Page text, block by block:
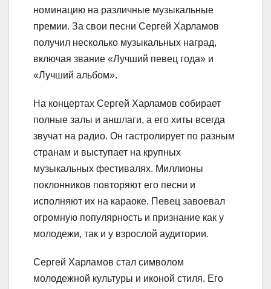
номинацию на различные музыкальные
премии. За свои песни Сергей Харламов
получил несколько музыкальных наград,
включая звание «Лучший певец года» и
«Лучший альбом».
На концертах Сергей Харламов собирает
полные залы и аншлаги, а его хиты всегда
звучат на радио. Он гастролирует по разным
странам и выступает на крупных
музыкальных фестивалях. Миллионы
поклонников повторяют его песни и
исполняют их на караоке. Певец завоевал
огромную популярность и признание как у
молодежи, так и у взрослой аудитории.
Сергей Харламов стал символом
молодежной культуры и иконой стиля. Его